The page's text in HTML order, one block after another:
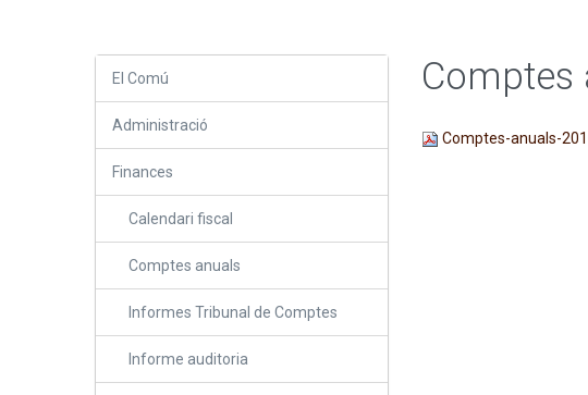
El Comú
Administració
Finances
Calendari fiscal
Comptes anuals
Informes Tribunal de Comptes
Informe auditoria
Comptes
Comptes-anuals-